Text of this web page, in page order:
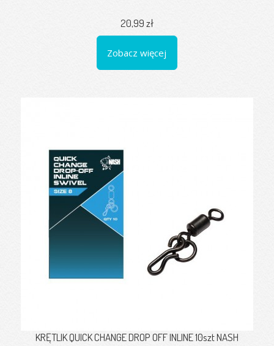
20,99 zł
Zobacz więcej
KRĘTLIK QUICK CHANGE DROP OFF INLINE 10szt NASH